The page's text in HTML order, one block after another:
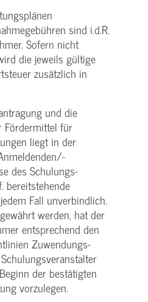
sind i.d.R.
Sofern nicht
die jeweils gültige
zusätzlich in
und die
Fördermittel für
liegt in der
des Schulungs­
bereitstehende
Fall unverbindlich.
werden, hat der
entsprechend den
Zuwendungs­
der bestätigten
vorzulegen.